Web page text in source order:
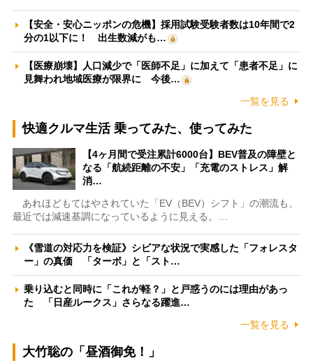
【安全・安心ニッポンの危機】採用試験受験者数は10年間で2
分の1以下に！ 出生数減がも…
【医療崩壊】人口減少で「医師不足」に加えて「患者不足」に
見舞われ地域医療が限界に 今後…
一覧を見る
快適クルマ生活 乗ってみた、使ってみた
【4ヶ月間で受注累計6000台】BEV普及の障壁と
なる「航続距離の不安」「充電のストレス」解
消…
あれほどもてはやされていた「EV（BEV）シフト」の潮流も、
最近では減速基調になっているように見える。…
《雪道の対応力を検証》シビアな状況で実感した「フォレスタ
ー」の真価 「ターボ」と「スト…
乗り込むと同時に「これが軽？」と戸惑うのには理由があっ
た 「日産ルークス」さらなる躍進…
一覧を見る
大竹聡の「昼酒御免！」